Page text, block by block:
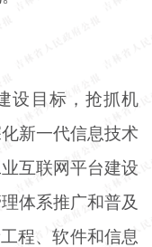
设目标，抢抓机
新一代信息技术
互联网平台建设
体系推广和普及
程、软件和信息